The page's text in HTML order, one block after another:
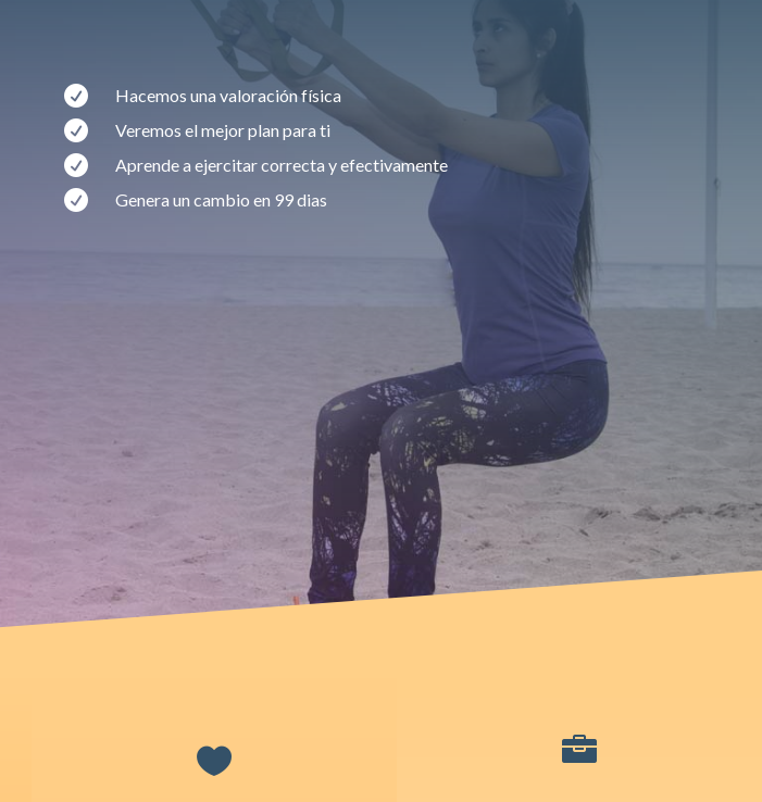
 Hacemos una valoración física
 Veremos el mejor plan para ti
 Aprende a ejercitar correcta y efectivamente
 Genera un cambio en 99 dias
 